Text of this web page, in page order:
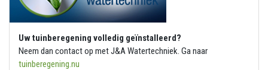
Uw tuinberegening volledig geïnstalleerd?
Neem dan contact op met J&A Watertechniek. Ga naar
tuinberegening.nu